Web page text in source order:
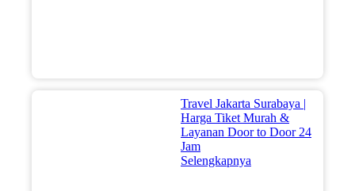
Travel Jakarta Surabaya |
Harga Tiket Murah &
Layanan Door to Door 24
Jam
Selengkapnya